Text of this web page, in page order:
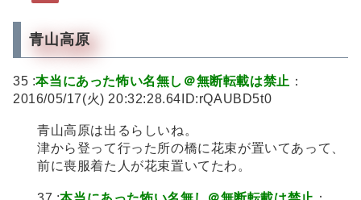
青山高原
35 :本当にあった怖い名無し＠無断転載は禁止 ：
2016/05/17(火) 20:32:28.64ID:rQAUBD5t0
青山高原は出るらしいね。
津から登って行った所の橋に花束が置いてあって、
前に喪服着た人が花束置いてたわ。